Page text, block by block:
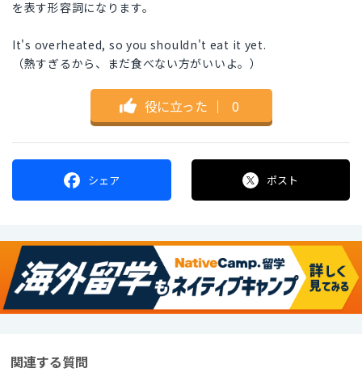
を表す形容詞になります。
It's overheated, so you shouldn't eat it yet.
（熱すぎるから、まだ食べない方がいいよ。）
役に立った ｜ 0
シェア ポスト
関連する質問